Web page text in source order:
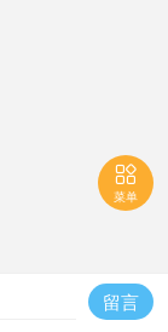
留言

菜单